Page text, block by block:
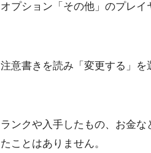
オプション「その他」のプレイ
注意書きを読み「変更する」を
ランクや入手したもの、お金
たことはありません。